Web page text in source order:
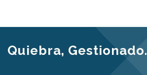
Quiebra, Gestionado.